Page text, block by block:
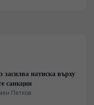
натиска върху
санкции
Петков